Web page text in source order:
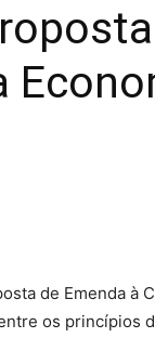
de Emenda à
os princípios